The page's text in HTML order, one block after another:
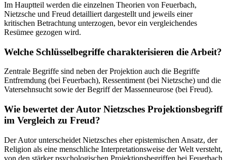
Im Hauptteil werden die einzelnen Theorien von Feuerbach,
Nietzsche und Freud detailliert dargestellt und jeweils einer
kritischen Betrachtung unterzogen, bevor ein vergleichendes
Resümee gezogen wird.
Welche Schlüsselbegriffe charakterisieren die Arbeit?
Zentrale Begriffe sind neben der Projektion auch die Begriffe
Entfremdung (bei Feuerbach), Ressentiment (bei Nietzsche) und die
Vatersehnsucht sowie der Begriff der Massenneurose (bei Freud).
Wie bewertet der Autor Nietzsches Projektionsbegriff
im Vergleich zu Freud?
Der Autor unterscheidet Nietzsches eher epistemischen Ansatz, der
Religion als eine menschliche Interpretationsweise der Welt versteht,
von den stärker psychologischen Projektionsbegriffen bei Feuerbach